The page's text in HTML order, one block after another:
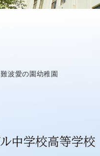
難波愛の園幼稚園